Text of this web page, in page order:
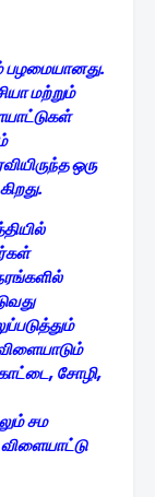
பழமையானது.
மற்றும்
ஒரு
சோழி,
சம